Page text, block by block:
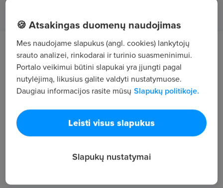
Darbo aprašymas
Gamybinių ir administracinių patalpų švaros bei
tvarkos palaikymas.
Darbo laikas: darbo dienomis, nuo pirmadienio
iki penktadienio,9:00-18:00 val.
„Synapse“ patalpose), A. Vivulskio g. 7, Vilnius.
🍪 Atsakingas duomenų naudojimas
Mes naudojame slapukus (angl. cookies) lankytojų
srauto analizei, rinkodarai ir turinio suasmeninimui.
Portalo veikimui būtini slapukai yra įjungti pagal
nutylėjimą, likusius galite valdyti nustatymuose.
Daugiau informacijos rasite mūsų Slapukų politikoje.
Leisti visus slapukus
Slapukų nustatymai